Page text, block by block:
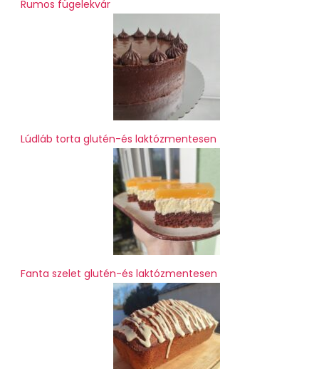
Rumos fügelekvár
Lúdláb torta glutén-és laktózmentesen
Fanta szelet glutén-és laktózmentesen